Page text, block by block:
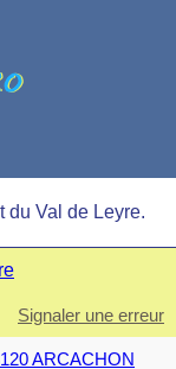
du Val de Leyre.
Signaler une erreur
ARCACHON